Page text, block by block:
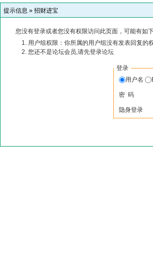
提示信息 » 招财进宝
您没有登录或者您没有权限访问此页面，可能有如
用户组权限：你所属的用户组没有发表回复的
您还不是论坛会员,请先登录论坛
登录
用户名
密 码
隐身登录